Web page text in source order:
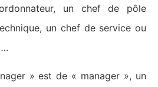
un chef de pôle
un chef de service ou
» est de « manager », un